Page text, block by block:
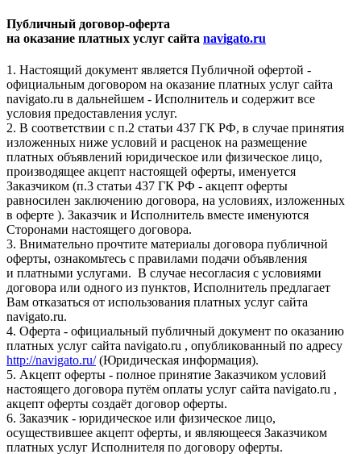
Публичный договор-оферта
на оказание платных услуг сайта navigato.ru
1. Настоящий документ является Публичной офертой -
официальным договором на оказание платных услуг сайта
navigato.ru в дальнейшем - Исполнитель и содержит все
условия предоставления услуг.
2. В соответствии с п.2 статьи 437 ГК РФ, в случае принятия
изложенных ниже условий и расценок на размещение
платных объявлений юридическое или физическое лицо,
производящее акцепт настоящей оферты, именуется
Заказчиком (п.3 статьи 437 ГК РФ - акцепт оферты
равносилен заключению договора, на условиях, изложенных
в оферте ). Заказчик и Исполнитель вместе именуются
Сторонами настоящего договора.
3. Внимательно прочтите материалы договора публичной
оферты, ознакомьтесь с правилами подачи объявления
и платными услугами. В случае несогласия с условиями
договора или одного из пунктов, Исполнитель предлагает
Вам отказаться от использования платных услуг сайта
navigato.ru.
4. Оферта - официальный публичный документ по оказанию
платных услуг сайта navigato.ru , опубликованный по адресу
http://navigato.ru/(Юридическая информация).
5. Акцепт оферты - полное принятие Заказчиком условий
настоящего договора путём оплаты услуг сайта navigato.ru ,
акцепт оферты создаёт договор оферты.
6. Заказчик - юридическое или физическое лицо,
осуществившее акцепт оферты, и являющееся Заказчиком
платных услуг Исполнителя по договору оферты.